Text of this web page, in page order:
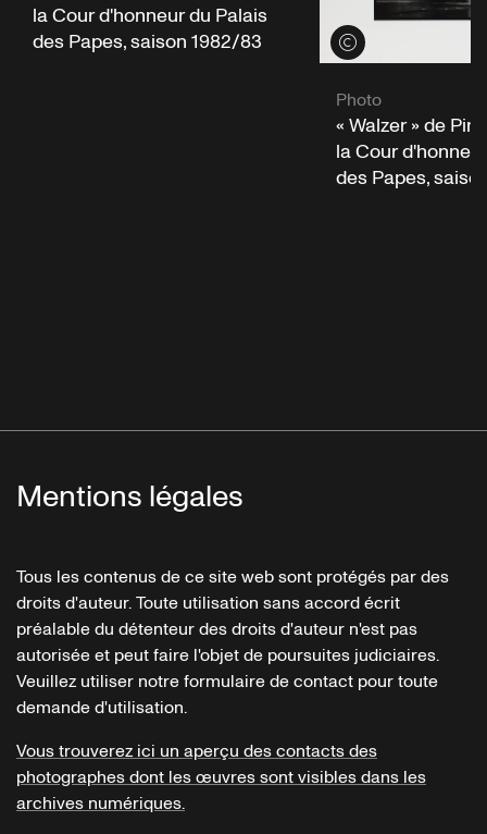
la Cour d'honneur du Palais
des Papes, saison 1982/83
Voir les crédits
Photo
« Walzer » de
la Cour
des Papes,
Mentions légales
Tous les contenus de ce site web sont protégés par des
droits d'auteur. Toute utilisation sans accord écrit
préalable du détenteur des droits d'auteur n'est pas
autorisée et peut faire l'objet de poursuites judiciaires.
Veuillez utiliser notre formulaire de contact pour toute
demande d'utilisation.
Vous trouverez ici un aperçu des contacts des
photographes dont les œuvres sont visibles dans les
archives numériques.